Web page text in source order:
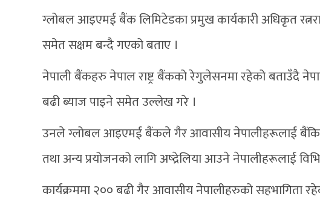
ग्लोबल आइएमई बैंक लिमिटेडका प्रमुख कार्यकारी अधिकृत
समेत सक्षम बन्दै गएको बताए ।
नेपाली बैंकहरु नेपाल राष्ट्र बैंकको रेगुलेसनमा रहेको बताउँदै
बढी ब्याज पाइने समेत उल्लेख गरे ।
उनले ग्लोबल आइएमई बैंकले गैर आवासीय नेपालीहरूलाई बैंकिङ
तथा अन्य प्रयोजनको लागि अष्द्रेलिया आउने नेपालीहरूलाई
कार्यक्रममा २०० बढी गैर आवासीय नेपालीहरुको सहभागिता